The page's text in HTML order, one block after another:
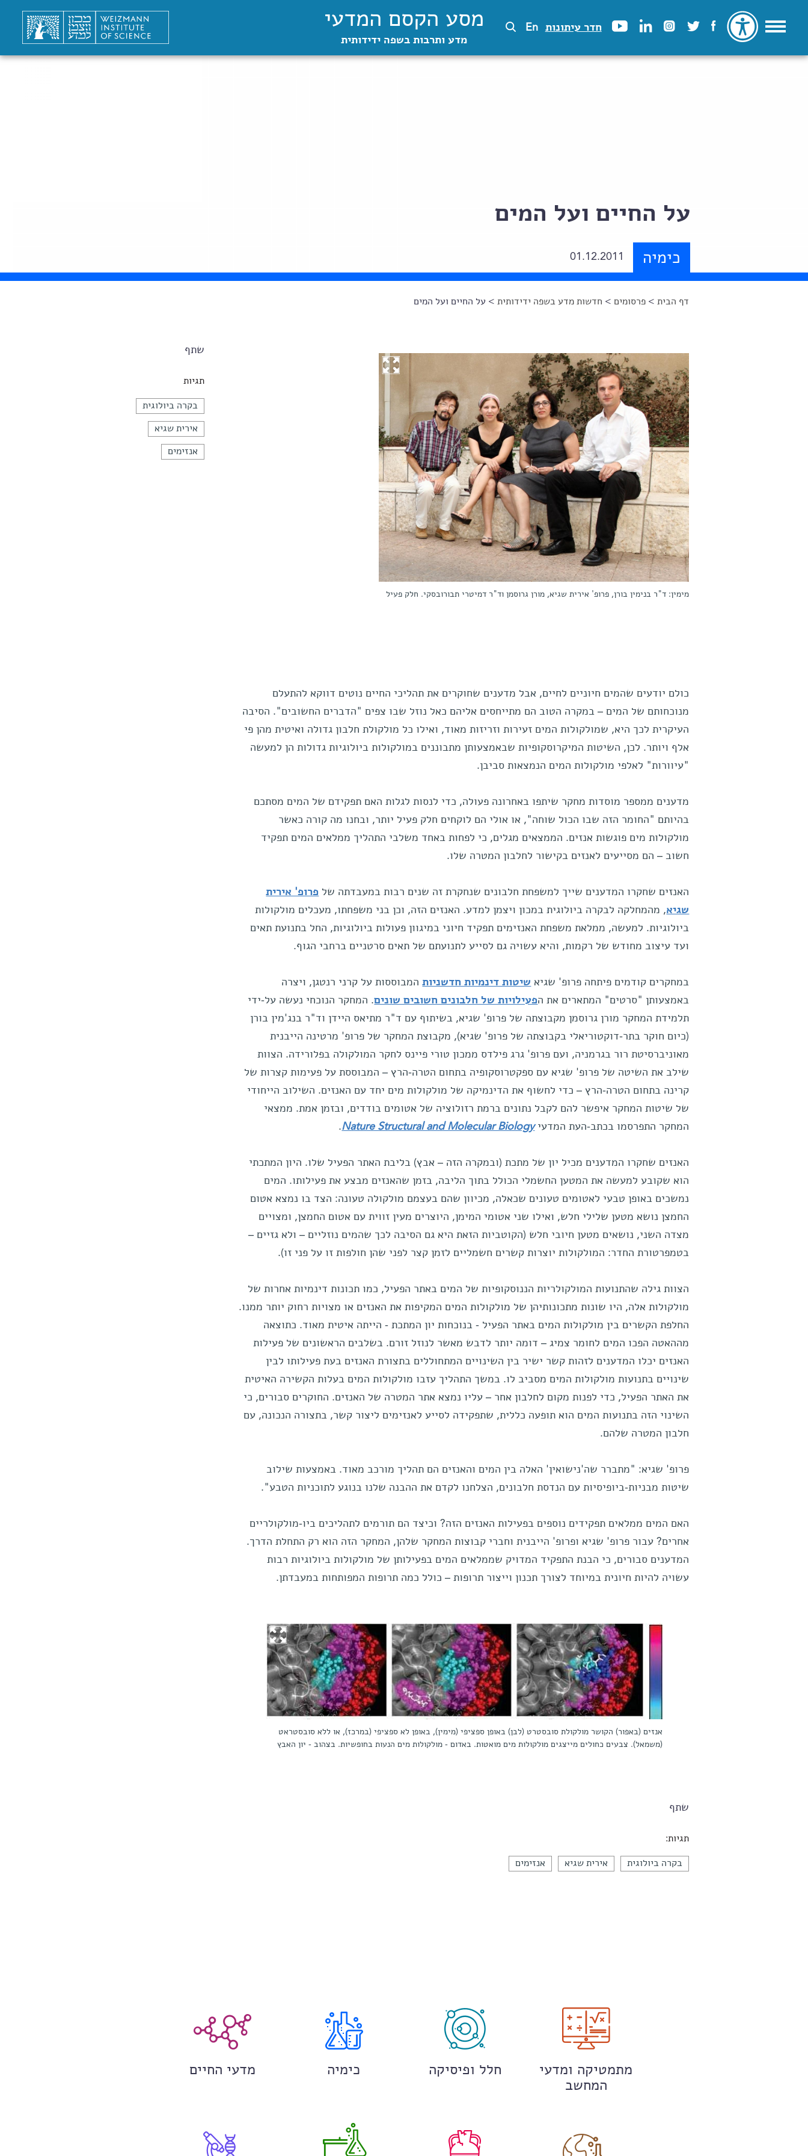
חדר עיתונות En מסע הקסם המדעי
מדע ותרבות בשפה ידידותית
על החיים ועל המים
כימיה 01.12.2011
הינך נמצא כאן
דף הבית >פרסומים > חדשות מדע בשפה ידידותית > על החיים ועל המים
שתף
תגיות
בקרה ביולוגית
אירית שגיא
אנזימים
מימין: ד"ר בנימין בורן, פרופ' אירית שגיא, מורן גרוסמן וד"ר דמיטרי תבורובסקי. חלק פעיל
כולם יודעים שהמים חיוניים לחיים, אבל מדענים שחוקרים את תהליכי החיים נוטים דווקא להתעלם
מנוכחותם של המים – במקרה הטוב הם מתייחסים אליהם כאל נוזל שבו צפים "הדברים החשובים". הסיבה
העיקרית לכך היא, שמולקולות המים זעירות וזריזות מאוד, ואילו כל מולקולת חלבון גדולה ואיטית מהן פי
אלף ויותר. לכן, השיטות המיקרוסקופיות שבאמצעותן מתבוננים במולקולות ביולוגיות גדולות הן למעשה
"עיוורות" לאלפי מולקולות המים הנמצאות סביבן.
מדענים ממספר מוסדות מחקר שיתפו באחרונה פעולה, כדי לנסות לגלות האם תפקידם של המים מסתכם
בהיותם "החומר הזה שבו הכול שוחה", או אולי הם לוקחים חלק פעיל יותר, ובחנו מה קורה כאשר
מולקולות מים פוגשות אנזים. הממצאים מגלים, כי לפחות באחד משלבי התהליך ממלאים המים תפקיד
חשוב – הם מסייעים לאנזים בקישור לחלבון המטרה שלו.
האנזים שחקרו המדענים שייך למשפחת חלבונים שנחקרת זה שנים רבות במעבדתה של פרופ' אירית
שגיא, מהמחלקה לבקרה ביולוגית במכון ויצמן למדע. האנזים הזה, וכן בני משפחתו, מעכלים מולקולות
ביולוגיות. למעשה, ממלאת משפחת האנזימים תפקיד חיוני במיגוון פעולות ביולוגיות, החל בתנועת תאים
ועד עיצוב מחודש של רקמות, והיא עשויה גם לסייע לתנועתם של תאים סרטניים ברחבי הגוף.
במחקרים קודמים פיתחה פרופ' שגיא שיטות דינמיות חדשניותהמבוססות על קרני רנטגן, ויצרה
באמצעותן "סרטים" המתארים את הפעילויות של חלבונים חשובים שונים. המחקר הנוכחי נעשה על-ידי
תלמידת המחקר מורן גרוסמן מקבוצתה של פרופ' שגיא, בשיתוף עם ד"ר מתיאס היידן וד"ר בנג'מין בורן
(כיום חוקר בתר-דוקטוריאלי בקבוצתה של פרופ' שגיא), מקבוצת המחקר של פרופ' מרטינה הייבנית
מאוניברסיטת רור בגרמניה, ועם פרופ' גרג פילדס ממכון טורי פיינס לחקר המולקולה בפלורידה. הצוות
שילב את השיטה של פרופ' שגיא עם ספקטרוסקופיה בתחום הטרה-הרץ – המבוססת על פעימות קצרות של
קרינה בתחום הטרה-הרץ – כדי לחשוף את הדינמיקה של מולקולות מים יחד עם האנזים. השילוב הייחודי
של שיטות המחקר איפשר להם לקבל נתונים ברמת רזולוציה של אטומים בודדים, ובזמן אמת. ממצאי
המחקר התפרסמו בכתב-העת המדעיNature Structural and Molecular Biology
.
האנזים שחקרו המדענים מכיל יון של מתכת (ובמקרה הזה – אבץ) בליבת האתר הפעיל שלו. היון המתכתי
הוא שקובע למעשה את המטען החשמלי הכולל בתוך הליבה, בזמן שהאנזים מבצע את פעילותו. המים
נמשכים באופן טבעי לאטומים טעונים שכאלה, מכיוון שהם בעצמם מולקולה טעונה: הצד בו נמצא אטום
החמצן נושא מטען שלילי חלש, ואילו שני אטומי המימן, היוצרים מעין זווית עם אטום החמצן, ומצויים
מצדה השני, נושאים מטען חיובי חלש (הקוטביות הזאת היא גם הסיבה לכך שהמים נוזליים – ולא גזיים –
בטמפרטורת החדר: המולקולות יוצרות קשרים חשמליים לזמן קצר לפני שהן חולפות זו על פני זו).
הצוות גילה שהתנועות המולקולריות הננוסקופיות של המים באתר הפעיל, כמו תכונות דינמיות אחרות של
מולקולות אלה, היו שונות מתכונותיהן של מולקולות המים המקיפות את האנזים או מצויות רחוק יותר ממנו.
החלפת הקשרים בין מולקולות המים באתר הפעיל - בנוכחות יון המתכת - הייתה איטית מאוד. כתוצאה
מההאטה הפכו המים לחומר צמיג – דומה יותר לדבש מאשר לנוזל זורם. בשלבים הראשונים של פעילות
האנזים יכלו המדענים לזהות קשר ישיר בין השינויים המתחוללים בתצורת האנזים בעת פעילותו לבין
שינויים בתנועות מולקולות המים מסביב לו. במשך התהליך עזבו מולקולות המים בעלות הקשירה האיטית
את האתר הפעיל, כדי לפנות מקום לחלבון אחר – עליו נמצא אתר המטרה של האנזים. החוקרים סבורים, כי
השינוי הזה בתנועות המים הוא תופעה כללית, שתפקידה לסייע לאנזימים ליצור קשר, בתצורה הנכונה, עם
חלבון המטרה שלהם.
פרופ' שגיא: "מתברר שה'נישואין' האלה בין המים והאנזים הם תהליך מורכב מאוד. באמצעות שילוב
שיטות מבניות-ביופיסיות עם הנדסת חלבונים, הצלחנו לקדם את ההבנה שלנו בנוגע לתוכניות הטבע".
האם המים ממלאים תפקידים נוספים בפעילות האנזים הזה? וכיצד הם תורמים לתהליכים ביו-מולקולריים
אחרים? עבור פרופ' שגיא ופרופ' הייבנית וחברי קבוצות המחקר שלהן, המחקר הזה הוא רק התחלת הדרך.
המדענים סבורים, כי הבנת התפקיד המדויק שממלאים המים בפעילותן של מולקולות ביולוגיות רבות
עשויה להיות חיונית במיוחד לצורך תכנון וייצור תרופות – כולל כמה תרופות המפותחות במעבדתן.
אנזים (באפור) הקושר מולקולת סובסטרט (לבן) באופן ספציפי (מימין), באופן לא ספציפי (במרכז), או ללא סובסטראט
(משמאל). צבעים כחולים מייצגים מולקולות מים מואטות. באדום - מולקולות מים הנעות בחופשיות. בצהוב - יון האבץ
שתף
תגיות:
בקרה ביולוגית אירית שגיא אנזימים
מתמטיקה ומדעי
המחשב
חלל ופיסיקה כימיה מדעי החיים